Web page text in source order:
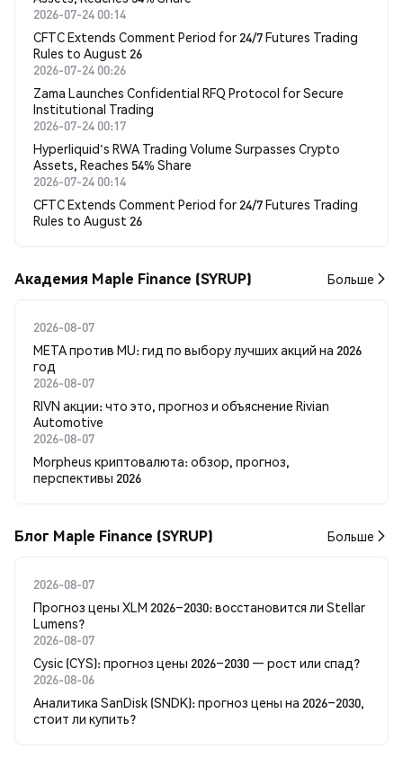
2026-07-24 00:14
CFTC Extends Comment Period for 24/7 Futures Trading
Rules to August 26
2026-07-24 00:26
Zama Launches Confidential RFQ Protocol for Secure
Institutional Trading
2026-07-24 00:17
Hyperliquid's RWA Trading Volume Surpasses Crypto
Assets, Reaches 54% Share
2026-07-24 00:14
CFTC Extends Comment Period for 24/7 Futures Trading
Rules to August 26
Академия Maple Finance (SYRUP) Больше
2026-08-07
META против MU: гид по выбору лучших акций на 2026
год
2026-08-07
RIVN акции: что это, прогноз и объяснение Rivian
Automotive
2026-08-07
Morpheus криптовалюта: обзор, прогноз,
перспективы 2026
Блог Maple Finance (SYRUP) Больше
2026-08-07
Прогноз цены XLM 2026–2030: восстановится ли Stellar
Lumens?
2026-08-07
Cysic (CYS): прогноз цены 2026–2030 — рост или спад?
2026-08-06
Аналитика SanDisk (SNDK): прогноз цены на 2026–2030,
стоит ли купить?